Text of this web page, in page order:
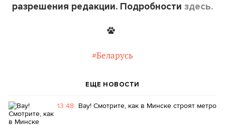
разрешения редакции. Подробности здесь.
#Беларусь
ЕЩЕ НОВОСТИ
13:48 Вау! Смотрите, как в Минске строят метро